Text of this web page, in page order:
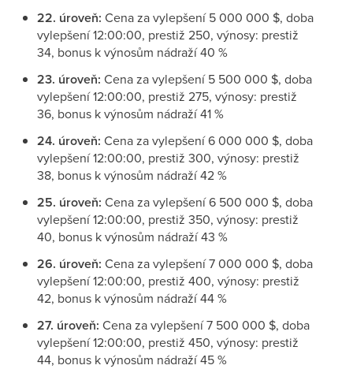
22. úroveň: Cena za vylepšení 5 000 000 $, doba
vylepšení 12:00:00, prestiž 250, výnosy: prestiž
34, bonus k výnosům nádraží 40 %
23. úroveň: Cena za vylepšení 5 500 000 $, doba
vylepšení 12:00:00, prestiž 275, výnosy: prestiž
36, bonus k výnosům nádraží 41 %
24. úroveň: Cena za vylepšení 6 000 000 $, doba
vylepšení 12:00:00, prestiž 300, výnosy: prestiž
38, bonus k výnosům nádraží 42 %
25. úroveň: Cena za vylepšení 6 500 000 $, doba
vylepšení 12:00:00, prestiž 350, výnosy: prestiž
40, bonus k výnosům nádraží 43 %
26. úroveň: Cena za vylepšení 7 000 000 $, doba
vylepšení 12:00:00, prestiž 400, výnosy: prestiž
42, bonus k výnosům nádraží 44 %
27. úroveň: Cena za vylepšení 7 500 000 $, doba
vylepšení 12:00:00, prestiž 450, výnosy: prestiž
44, bonus k výnosům nádraží 45 %